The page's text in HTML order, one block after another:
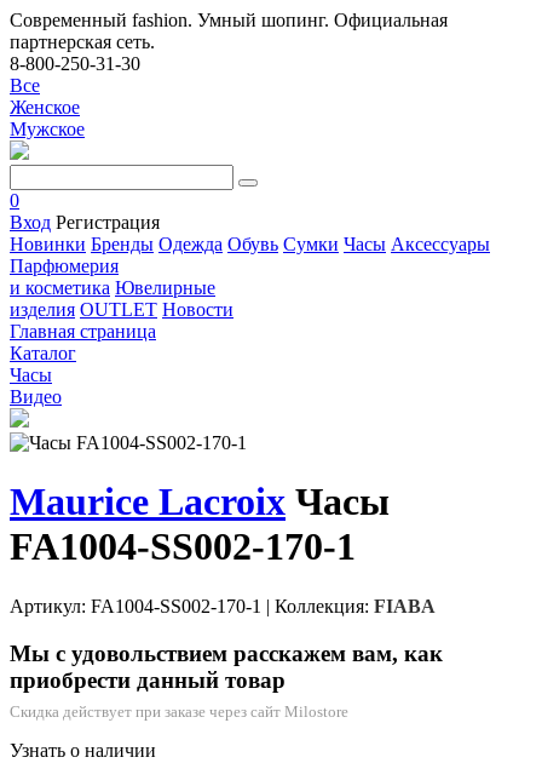
Современный fashion. Умный шопинг. Официальная
партнерская сеть.
8-800-250-31-30
Все
Женское
Мужское
0
Вход Регистрация
Новинки Бренды Одежда Обувь Сумки Часы Аксессуары
Парфюмерия
и косметика Ювелирные
изделия OUTLET Новости
Главная страница
Каталог
Часы
Видео
Maurice Lacroix Часы
FA1004-SS002-170-1
Артикул: FA1004-SS002-170-1 | Коллекция: FIABA
Мы с удовольствием расскажем вам, как
приобрести данный товар
Скидка действует при заказе через сайт Milostore
Узнать о наличии